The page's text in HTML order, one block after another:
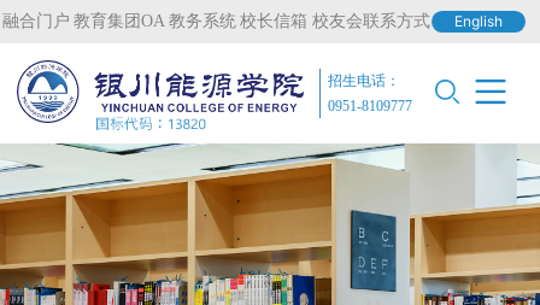
融合门户 教育集团OA 教务系统 校长信箱 校友会联系方式 English
招生电话：
0951-8109777